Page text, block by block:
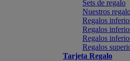
Sets de regalo
Nuestros
Regalos
Regalos
Regalos
Regalos
Tarjeta Regalo